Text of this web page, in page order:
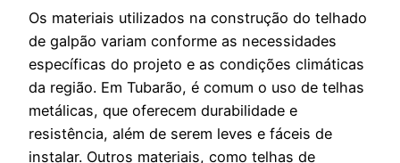
Os materiais utilizados na construção do telhado
de galpão variam conforme as necessidades
específicas do projeto e as condições climáticas
da região. Em Tubarão, é comum o uso de telhas
metálicas, que oferecem durabilidade e
resistência, além de serem leves e fáceis de
instalar. Outros materiais, como telhas de